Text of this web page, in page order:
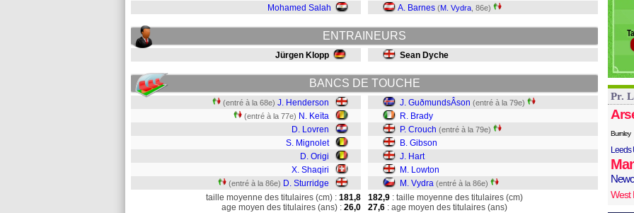
Mohamed Salah
A. Barnes (M. Vydra , 86e)
ENTRAINEURS
Jürgen Klopp Sean Dyche
BANCS DE TOUCHE
(entré à la 68e) J. Henderson
(entré à la 77e) N. Keïta
D. Lovren
S. Mignolet
D. Origi
X. Shaqiri
(entré à la 86e) D. Sturridge
J. GuðmundsÂ­son (entré à la 79e)
R. Brady
P. Crouch (entré à la 79e)
B. Gibson
J. Hart
M. Lowton
M. Vydra (entré à la 86e)
taille moyenne des titulaires (cm) : 181,8
age moyen des titulaires (ans) : 26,0
182,9 : taille moyenne des titulaires (cm)
27,6 : age moyen des titulaires (ans)
Pr.
Burnley
Leeds
West